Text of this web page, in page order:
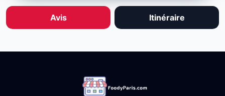
Avis Itinéraire